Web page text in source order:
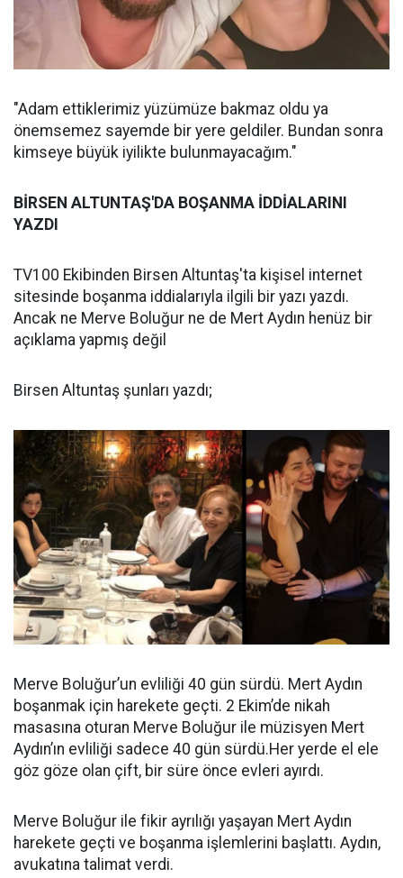
"Adam ettiklerimiz yüzümüze bakmaz oldu ya
önemsemez sayemde bir yere geldiler. Bundan sonra
kimseye büyük iyilikte bulunmayacağım."
BİRSEN ALTUNTAŞ'DA BOŞANMA İDDİALARINI
YAZDI
TV100 Ekibinden Birsen Altuntaş'ta kişisel internet
sitesinde boşanma iddialarıyla ilgili bir yazı yazdı.
Ancak ne Merve Boluğur ne de Mert Aydın henüz bir
açıklama yapmış değil
Birsen Altuntaş şunları yazdı;
Merve Boluğur’un evliliği 40 gün sürdü. Mert Aydın
boşanmak için harekete geçti. 2 Ekim’de nikah
masasına oturan Merve Boluğur ile müzisyen Mert
Aydın’ın evliliği sadece 40 gün sürdü.Her yerde el ele
göz göze olan çift, bir süre önce evleri ayırdı.
Merve Boluğur ile fikir ayrılığı yaşayan Mert Aydın
harekete geçti ve boşanma işlemlerini başlattı. Aydın,
avukatına talimat verdi.